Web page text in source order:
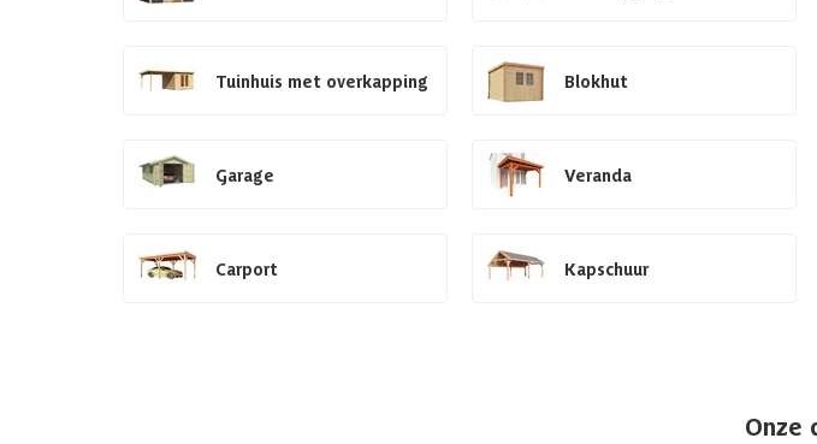
Tuinhuis met overkapping Blokhut
Garage Veranda
Carport Kapschuur
Onze